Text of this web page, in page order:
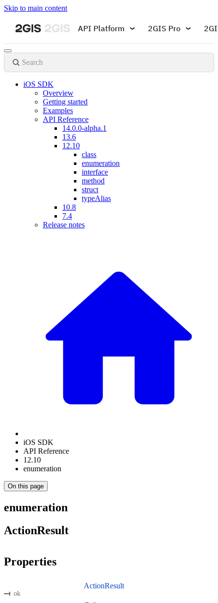
Skip to main content
API Platform 2GIS Pro
Search
iOS SDK
Overview
Getting started
Examples
API Reference
14.0.0-alpha.1
13.6
12.10
class
enumeration
interface
method
struct
typeAlias
10.8
7.4
Release notes
iOS SDK
API Reference
12.10
enumeration
On this page
enumeration
ActionResult
Properties
ok
ActionResult